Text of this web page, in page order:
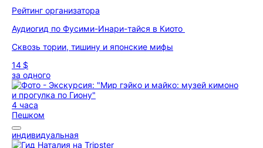
Рейтинг организатора
Аудиогид по Фусими-Инари-тайся в Киото
Сквозь тории, тишину и японские мифы
14 $
за одного
4 часа
Пешком
индивидуальная